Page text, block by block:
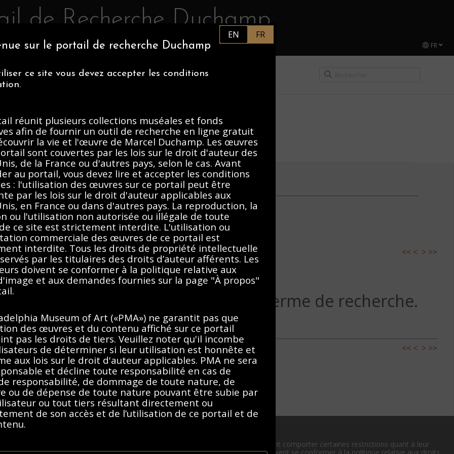
de Recherche Duchamp
FR
MUSEUM OF ART CENTRE POMPIDOU ASSOCIATION MARCEL DUCHAMP
MUSÉALES À PROPOS
1888-
Contenus Description
<< < > >>
Aucun résultat trouvé.
les filtres ou essayez un autre terme de recherche.
<< < > >>
d'auteur des États-Unis, de la France ou d'autres pays, selon le cas, ou peuvent comporter certaines restrictions quant à leur
EN FR
sur le portail de recherche Duchamp
ce site vous devez accepter les conditions
réunit plusieurs collections muséales et fonds
afin de fournir un outil de recherche en ligne gratuit
la vie et l'œuvre de Marcel Duchamp. Les œuvres
sont couvertes par les lois sur le droit d'auteur des
de la France ou d'autres pays, selon le cas. Avant
au portail, vous devez lire et accepter les conditions
: l'utilisation des œuvres sur ce portail peut être
par les lois sur le droit d'auteur applicables aux
en France ou dans d'autres pays. La reproduction, la
ou l'utilisation non autorisée ou illégale de toute
ce site est strictement interdite. L'utilisation ou
commerciale des œuvres de ce portail est
interdite. Tous les droits de propriété intellectuelle
par les titulaires des droits d’auteur afférents. Les
doivent se conformer à la politique relative aux
et aux demandes fournies sur la page "À propos"
Museum of Art («PMA») ne garantit pas que
des œuvres et du contenu affiché sur ce portail
pas les droits de tiers. Veuillez noter qu'il incombe
de déterminer si leur utilisation est honnête et
aux lois sur le droit d'auteur applicables. PMA ne sera
et décline toute responsabilité en cas de
responsabilité, de dommage de toute nature, de
ou de dépense de toute nature pouvant être subie par
ou tout tiers résultant directement ou
de son accès et de l’utilisation de ce portail et de
à ce portail, vous acceptez de respecter ces